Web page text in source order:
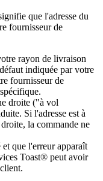
que l'adresse du
fournisseur de
rayon de livraison
indiquée par votre
fournisseur de
droite ("à vol
Si l'adresse est à
la commande ne
que l'erreur apparaît
Toast® peut avoir